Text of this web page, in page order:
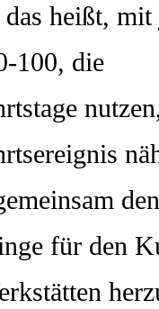
heißt, mit
100, die
für den